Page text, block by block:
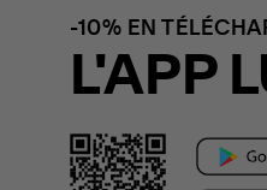
-10% EN
L'APP